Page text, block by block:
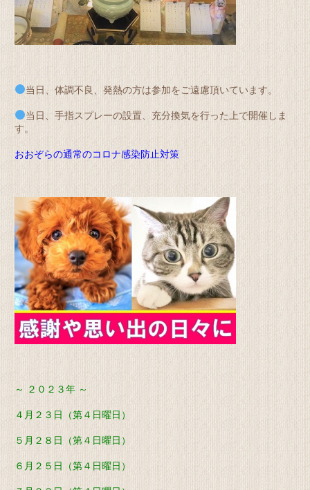
当日、体調不良、発熱の方は参加をご遠慮頂いています。
当日、手指スプレーの設置、充分換気を行った上で開催しま
す。
おおぞらの通常のコロナ感染防止対策
～ ２０２３年 ～
４月２３日（第４日曜日）
５月２８日（第４日曜日）
６月２５日（第４日曜日）